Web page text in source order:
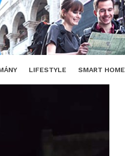
LIFESTYLE SMART HOME
SHARE TWEET